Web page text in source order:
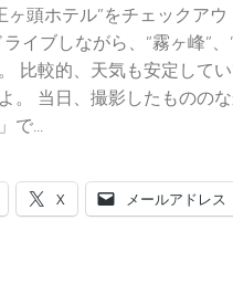
ヶ頭ホテル”をチェックア
イブしながら、”霧ヶ峰”
比較的、天気も安定して
。 当日、撮影したものの
で...
X メールアドレス